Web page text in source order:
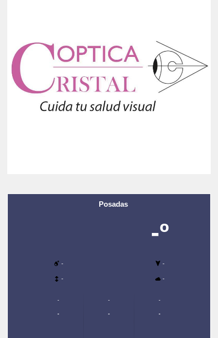
Posadas
-º
- -
- -
-
-
-
-
-
-